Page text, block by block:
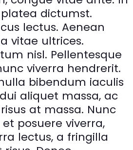
dictumst.
lectus. Aenean
vitae ultrices.
nisl. Pellentesque
viverra hendrerit.
bibendum iaculis
aliquet massa, ac
at massa. Nunc
posuere viverra,
lectus, a fringilla